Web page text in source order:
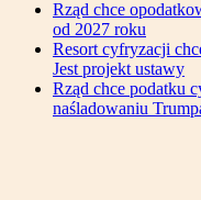
Rząd chce
od 2027 roku
Resort cyfryzacji
Jest projekt ustawy
Rząd chce podatku
naśladowaniu